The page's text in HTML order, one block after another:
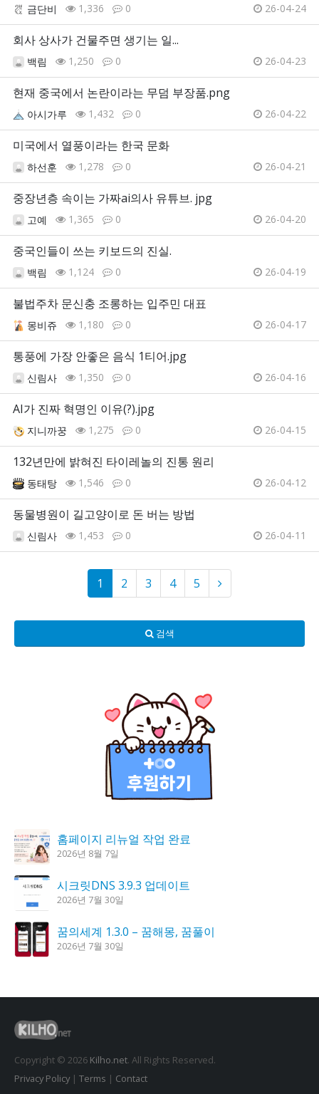
금단비 1,336 0 26-04-24
회사 상사가 건물주면 생기는 일...
백림 1,250 0 26-04-23
현재 중국에서 논란이라는 무덤 부장품.png
아시가루 1,432 0 26-04-22
미국에서 열풍이라는 한국 문화
하선훈 1,278 0 26-04-21
중장년층 속이는 가짜ai의사 유튜브. jpg
고예 1,365 0 26-04-20
중국인들이 쓰는 키보드의 진실.
백림 1,124 0 26-04-19
불법주차 문신충 조롱하는 입주민 대표
몽비쥬 1,180 0 26-04-17
통풍에 가장 안좋은 음식 1티어.jpg
신림사 1,350 0 26-04-16
AI가 진짜 혁명인 이유(?).jpg
지니까꿍 1,275 0 26-04-15
132년만에 밝혀진 타이레놀의 진통 원리
동태탕 1,546 0 26-04-12
동물병원이 길고양이로 돈 버는 방법
신림사 1,453 0 26-04-11
1 2 3 4 5
검색
홈페이지 리뉴얼 작업 완료
2026년 8월 7일
시크릿DNS 3.9.3 업데이트
2026년 7월 30일
꿈의세계 1.3.0 – 꿈해몽, 꿈풀이
2026년 7월 30일
도깨비 촛불 1.6.0 업데이트
2026년 7월 23일
Copyright © 2026 Kilho.net. All Rights Reserved.
Privacy Policy| Terms | Contact